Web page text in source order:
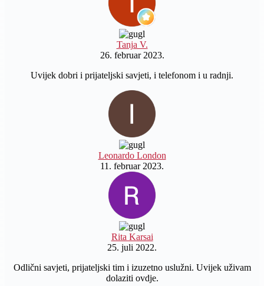
Tanja V.
26. februar 2023.
Uvijek dobri i prijateljski savjeti, i telefonom i u radnji.
Leonardo London
11. februar 2023.
Rita Karsai
25. juli 2022.
Odlični savjeti, prijateljski tim i izuzetno uslužni. Uvijek uživam
dolaziti ovdje.